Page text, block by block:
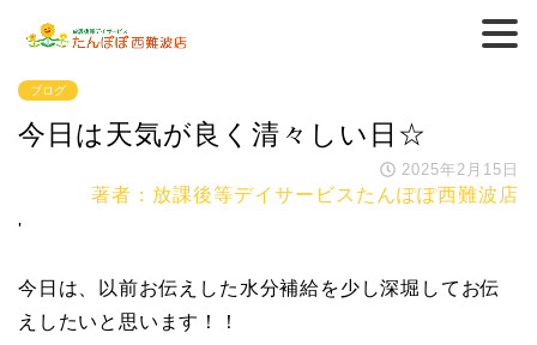
ブログ
今日は天気が良く清々しい日☆
2025年2月15日
著者：放課後等デイサービスたんぽぽ西難波店
'
今日は、以前お伝えした水分補給を少し深堀してお伝
えしたいと思います！！